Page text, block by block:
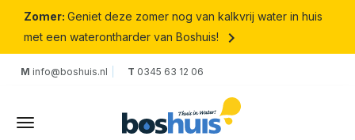
Zomer: Geniet deze zomer nog van kalkvrij water in huis
met een waterontharder van Boshuis!
keyboard_arrow_right
M info@boshuis.nl T 0345 63 12 06